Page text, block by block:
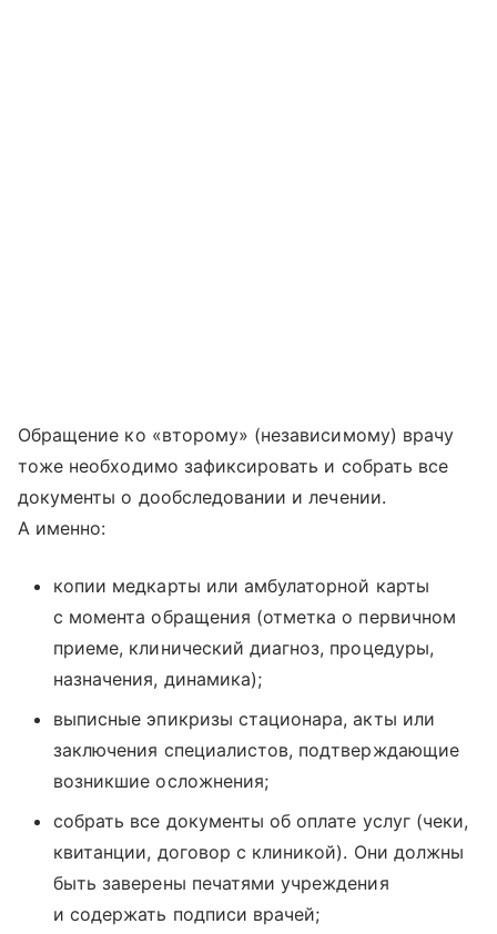
Обращение ко «второму» (независимому) врачу
тоже необходимо зафиксировать и собрать все
документы о дообследовании и лечении.
А именно:
копии медкарты или амбулаторной карты
с момента обращения (отметка о первичном
приеме, клинический диагноз, процедуры,
назначения, динамика);
выписные эпикризы стационара, акты или
заключения специалистов, подтверждающие
возникшие осложнения;
собрать все документы об оплате услуг (чеки,
квитанции, договор с клиникой). Они должны
быть заверены печатями учреждения
и содержать подписи врачей;